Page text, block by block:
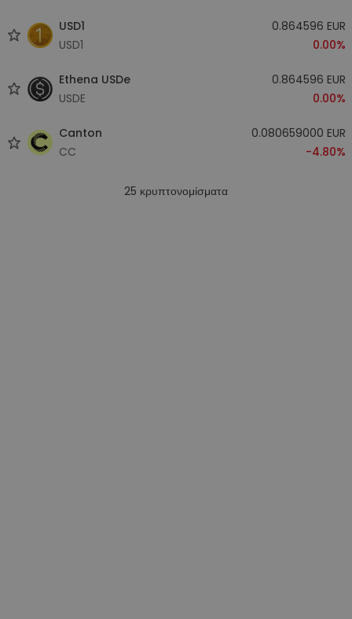
USD1
USD1
0.864596 EUR
0.00%
Ethena USDe
USDE
0.864596 EUR
0.00%
Canton
CC
0.080659000 EUR
-4.80%
25 κρυπτονομίσματα